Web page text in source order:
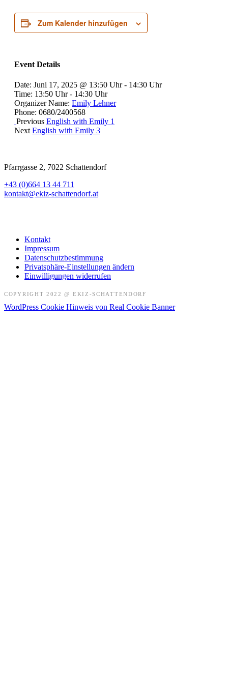
Zum Kalender hinzufügen
Event Details
Date: Juni 17, 2025 @ 13:50 Uhr- 14:30 Uhr
Time: 13:50 Uhr - 14:30 Uhr
Organizer Name: Emily Lehner
Phone: 0680/2400568
Previous English with Emily 1
Next English with Emily 3
Pfarrgasse 2, 7022 Schattendorf
+43 (0)664 13 44 711
kontakt@ekiz-schattendorf.at
Kontakt
Impressum
Datenschutzbestimmung
Privatsphäre-Einstellungen ändern
Einwilligungen widerrufen
COPYRIGHT 2022 @ EKIZ-SCHATTENDORF
WordPress Cookie Hinweis von Real Cookie Banner